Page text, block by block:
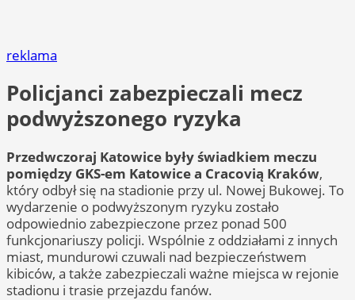
reklama
Policjanci zabezpieczali mecz
podwyższonego ryzyka
Przedwczoraj Katowice były świadkiem meczu
pomiędzy GKS-em Katowice a Cracovią Kraków,
który odbył się na stadionie przy ul. Nowej Bukowej. To
wydarzenie o podwyższonym ryzyku zostało
odpowiednio zabezpieczone przez ponad 500
funkcjonariuszy policji. Wspólnie z oddziałami z innych
miast, mundurowi czuwali nad bezpieczeństwem
kibiców, a także zabezpieczali ważne miejsca w rejonie
stadionu i trasie przejazdu fanów.